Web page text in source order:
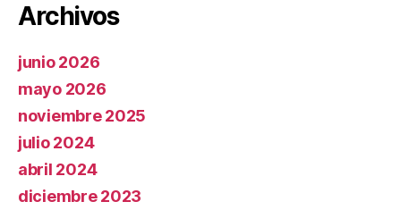
Archivos
junio 2026
mayo 2026
noviembre 2025
julio 2024
abril 2024
diciembre 2023